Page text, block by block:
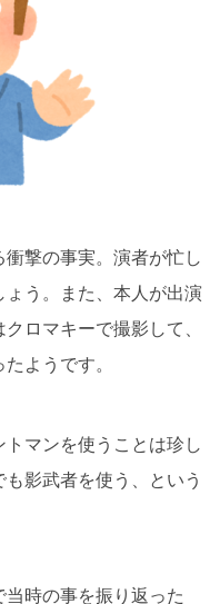
撃の事実。演者が忙し
う。また、本人が出演
ロマキーで撮影して、
ようです。
マンを使うことは珍し
影武者を使う、という
時の事を振り返った